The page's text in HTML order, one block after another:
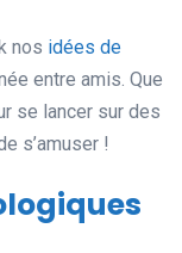
nos idées de
entre amis. Que
se lancer sur des
s’amuser !